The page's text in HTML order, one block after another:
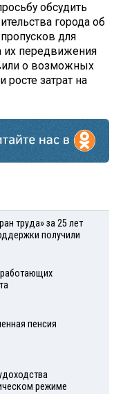
обсудить
города об
для
их передвижения
о возможных
росте затрат на
труда» за 25 лет
получили
пенсия
режиме